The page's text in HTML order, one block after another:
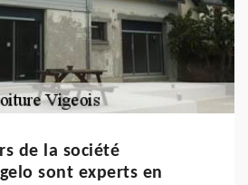
de la société
sont experts en